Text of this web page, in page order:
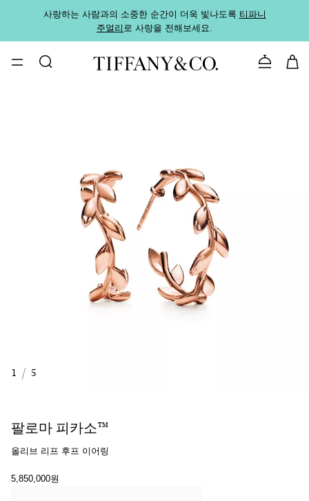
사랑하는 사람과의 소중한 순간이 더욱 빛나도록 티파니
주얼리로 사랑을 전해보세요.
문의하기
1 / 5
팔로마 피카소™
올리브 리프 후프 이어링
5,850,000원